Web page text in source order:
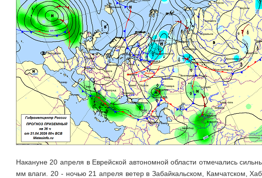
Накануне 20 апреля в Еврейской автономной области отмечались
мм влаги. 20 - ночью 21 апреля ветер в Забайкальском, Камчатском,